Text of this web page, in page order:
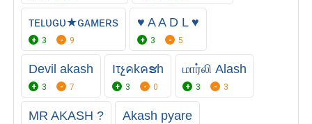
ᴛᴇʟᴜɢᴜ★ɢᴀᴍᴇʀs
3 9
♥ A A D L ♥
3 5
Devil akash
3 7
Iτչคkคຮh
3 0
மார்லி Alash
3 3
MR AKASH ? Akash pyare